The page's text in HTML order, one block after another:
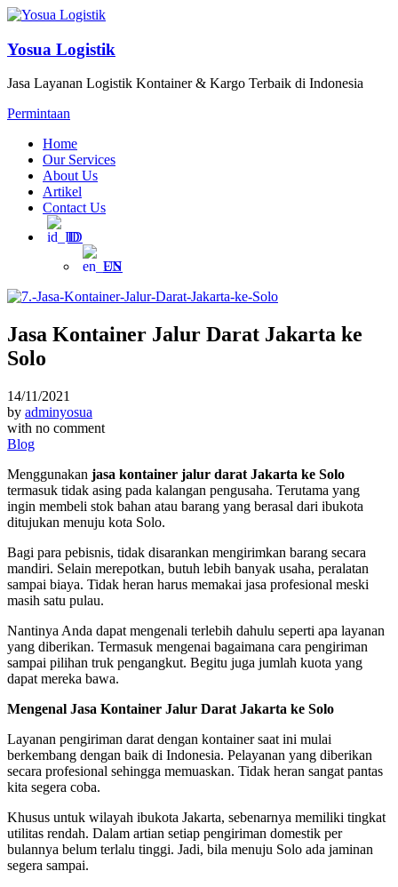
Yosua Logistik
Jasa Layanan Logistik Kontainer & Kargo Terbaik di Indonesia
Permintaan
Home
Our Services
About Us
Artikel
Contact Us
ID
EN
Jasa Kontainer Jalur Darat Jakarta ke
Solo
14/11/2021
by adminyosua
with no comment
Blog
Menggunakan jasa kontainer jalur darat Jakarta ke Solo
termasuk tidak asing pada kalangan pengusaha. Terutama yang
ingin membeli stok bahan atau barang yang berasal dari ibukota
ditujukan menuju kota Solo.
Bagi para pebisnis, tidak disarankan mengirimkan barang secara
mandiri. Selain merepotkan, butuh lebih banyak usaha, peralatan
sampai biaya. Tidak heran harus memakai jasa profesional meski
masih satu pulau.
Nantinya Anda dapat mengenali terlebih dahulu seperti apa layanan
yang diberikan. Termasuk mengenai bagaimana cara pengiriman
sampai pilihan truk pengangkut. Begitu juga jumlah kuota yang
dapat mereka bawa.
Mengenal Jasa Kontainer Jalur Darat Jakarta ke Solo
Layanan pengiriman darat dengan kontainer saat ini mulai
berkembang dengan baik di Indonesia. Pelayanan yang diberikan
secara profesional sehingga memuaskan. Tidak heran sangat pantas
kita segera coba.
Khusus untuk wilayah ibukota Jakarta, sebenarnya memiliki tingkat
utilitas rendah. Dalam artian setiap pengiriman domestik per
bulannya belum terlalu tinggi. Jadi, bila menuju Solo ada jaminan
segera sampai.